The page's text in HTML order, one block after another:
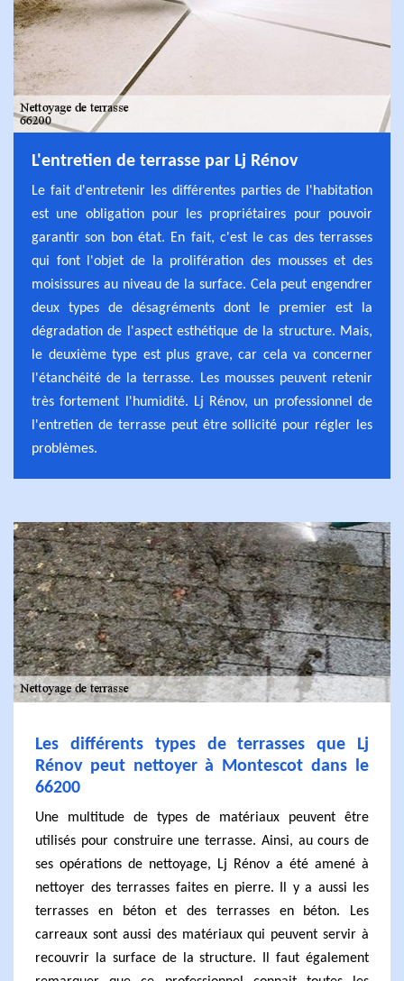
L'entretien de terrasse par Lj Rénov
Le fait d'entretenir les différentes parties de l'habitation
est une obligation pour les propriétaires pour pouvoir
garantir son bon état. En fait, c'est le cas des terrasses
qui font l'objet de la prolifération des mousses et des
moisissures au niveau de la surface. Cela peut engendrer
deux types de désagréments dont le premier est la
dégradation de l'aspect esthétique de la structure. Mais,
le deuxième type est plus grave, car cela va concerner
l'étanchéité de la terrasse. Les mousses peuvent retenir
très fortement l'humidité. Lj Rénov, un professionnel de
l'entretien de terrasse peut être sollicité pour régler les
problèmes.
Les différents types de terrasses que Lj
Rénov peut nettoyer à Montescot dans le
66200
Une multitude de types de matériaux peuvent être
utilisés pour construire une terrasse. Ainsi, au cours de
ses opérations de nettoyage, Lj Rénov a été amené à
nettoyer des terrasses faites en pierre. Il y a aussi les
terrasses en béton et des terrasses en béton. Les
carreaux sont aussi des matériaux qui peuvent servir à
recouvrir la surface de la structure. Il faut également